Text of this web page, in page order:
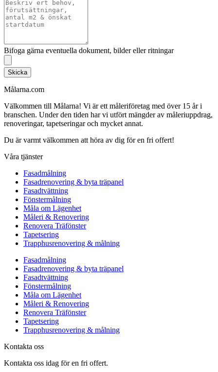
Bifoga gärna eventuella dokument, bilder eller ritningar
Skicka
Målarna.com
Välkommen till Målarna! Vi är ett måleriföretag med över 15 år i
branschen. Under den tiden har vi utfört mängder av måleriuppdrag,
renoveringar, tapetseringar och mycket annat.
Du är varmt välkommen att höra av dig för en fri offert!
Våra tjänster
Fasadmålning
Fasadrenovering & byta träpanel
Fasadtvättning
Fönstermålning
Måla om Lägenhet
Måleri & Renovering
Renovera Träfönster
Tapetsering
Trapphusrenovering & målning
Fasadmålning
Fasadrenovering & byta träpanel
Fasadtvättning
Fönstermålning
Måla om Lägenhet
Måleri & Renovering
Renovera Träfönster
Tapetsering
Trapphusrenovering & målning
Kontakta oss
Kontakta oss idag för en fri offert.